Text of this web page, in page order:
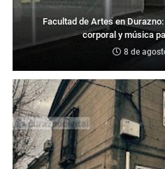
Facultad de Artes en
corporal y música
8 de